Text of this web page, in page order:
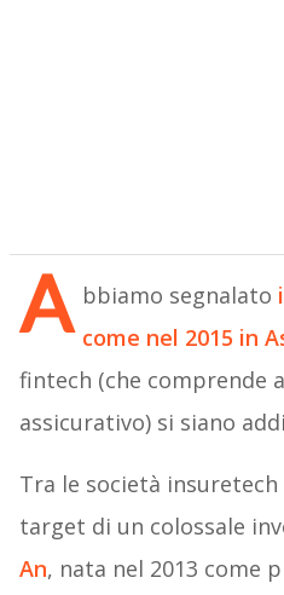
A bbiamo segnalato
come nel 2015 in
fintech (che comprende
assicurativo) si siano
Tra le società insuretech
target di un colossale
An, nata nel 2013 come